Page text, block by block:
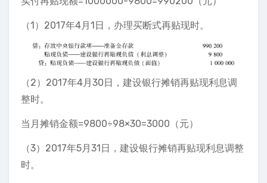
（1）2017年4月1日，办理买断式再贴现时。
（2）2017年4月30日，建设银行摊销再贴现利息调
整时。
当月摊销金额=9800÷98×30=3000（元）
（3）2017年5月31日，建设银行摊销再贴现利息调整
时。